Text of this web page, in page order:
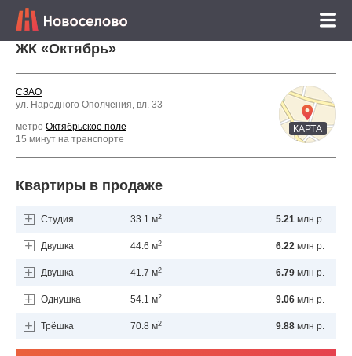
ЖК «Октябрь»
СЗАО
ул. Народного Ополчения, вл. 33
метро Октябрьское поле
15 минут на транспорте
КАРТА
Квартиры в продаже
Студия 33.1 м2 5.21млн р.
Двушка 44.6 м2 6.22млн р.
Двушка 41.7 м2 6.79млн р.
Однушка 54.1 м2 9.06млн р.
Трёшка 70.8 м2 9.88млн р.